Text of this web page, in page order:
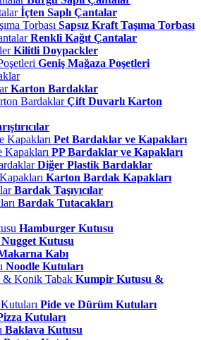
İçten Saplı Çantalar
Sapsız Kraft Taşıma Torbası
Renkli Kağıt Çantalar
Kilitli Doypackler
Geniş Mağaza Poşetleri
Karton Bardaklar
Çift Duvarlı Karton
Pet Bardaklar ve Kapakları
PP Bardaklar ve Kapakları
Diğer Plastik Bardaklar
Karton Bardak Kapakları
Bardak Taşıyıcılar
Bardak Tutacakları
Hamburger Kutusu
Nugget Kutusu
Kabı
Noodle Kutuları
Kumpir Kutusu &
Pide ve Dürüm Kutuları
Kutuları
Baklava Kutusu